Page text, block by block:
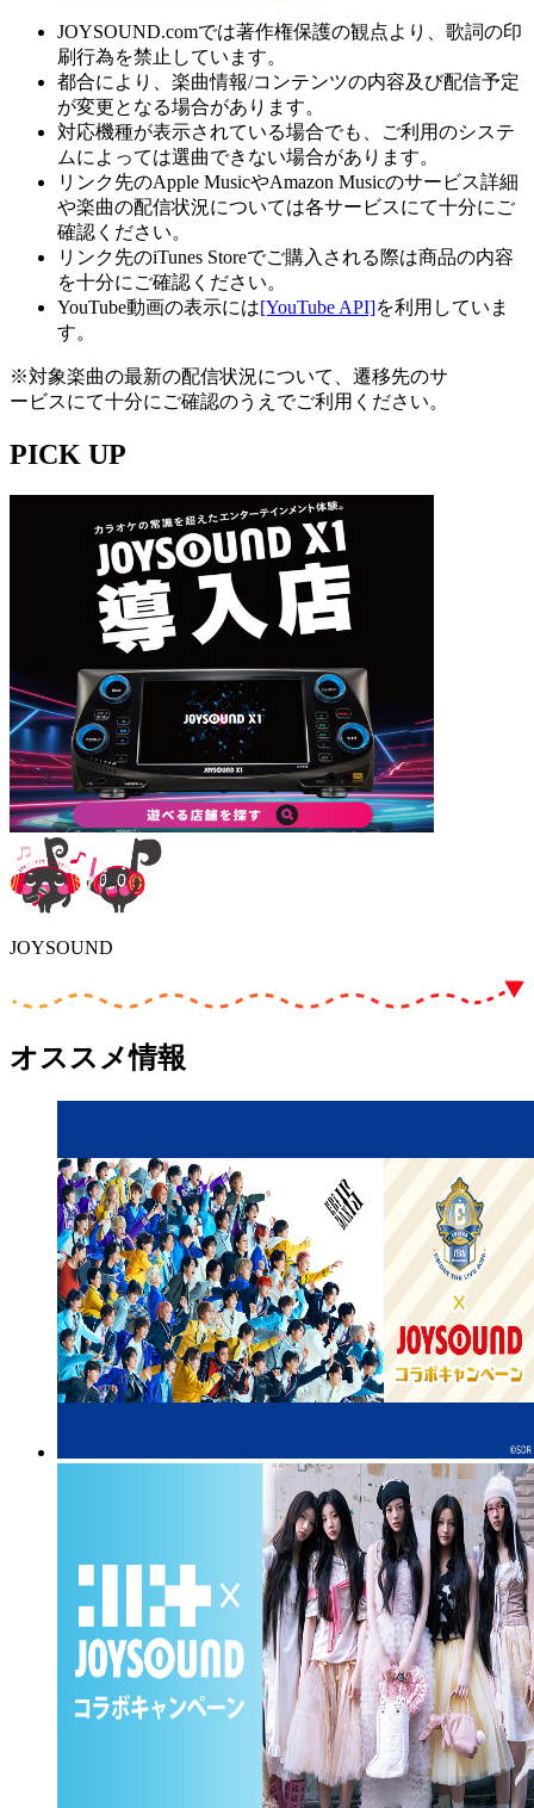
JOYSOUND.comでは著作権保護の観点より、歌詞の印
刷行為を禁止しています。
都合により、楽曲情報/コンテンツの内容及び配信予定
が変更となる場合があります。
対応機種が表示されている場合でも、ご利用のシステ
ムによっては選曲できない場合があります。
リンク先のApple MusicやAmazon Musicのサービス詳細
や楽曲の配信状況については各サービスにて十分にご
確認ください。
リンク先のiTunes Storeでご購入される際は商品の内容
を十分にご確認ください。
YouTube動画の表示には[YouTube API]を利用していま
す。
※対象楽曲の最新の配信状況について、遷移先のサ
ービスにて十分にご確認のうえでご利用ください。
PICK UP
JOYSOUND
オススメ情報